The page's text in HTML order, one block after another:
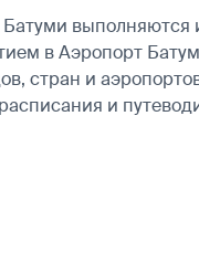
выполняются
в Аэропорт
стран и
и